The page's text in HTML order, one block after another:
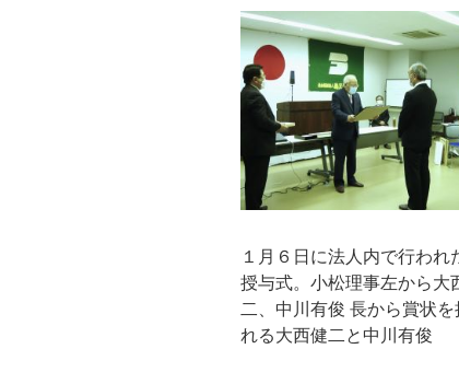
１月６日に法人内で行われ
授与式。小松理事左から大
二、中川有俊 長から賞状を
れる大西健二と中川有俊